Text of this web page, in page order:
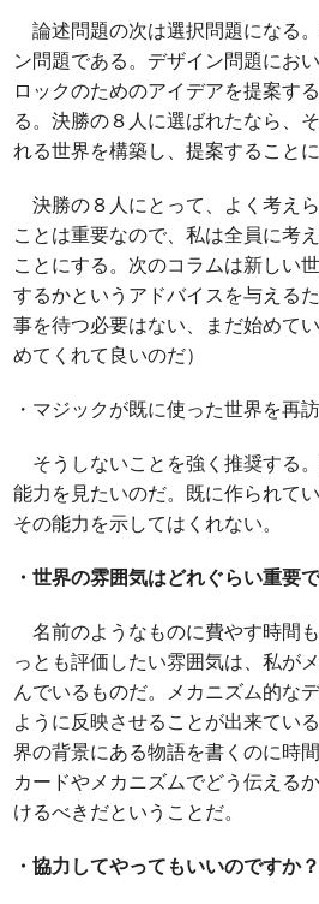
論述問題の次は選択問題になる
ン問題である。デザイン問題にお
ロックのためのアイデアを提案す
る。決勝の８人に選ばれたなら、
れる世界を構築し、提案することに
決勝の８人にとって、よく考え
ことは重要なので、私は全員に考
ことにする。次のコラムは新しい
するかというアドバイスを与える
事を待つ必要はない、まだ始めて
めてくれて良いのだ）
・マジックが既に使った世界を再
そうしないことを強く推奨する
能力を見たいのだ。既に作られて
その能力を示してはくれない。
・世界の雰囲気はどれぐらい重要
名前のようなものに費やす時間
っとも評価したい雰囲気は、私が
んでいるものだ。メカニズム的な
ように反映させることが出来てい
界の背景にある物語を書くのに時
カードやメカニズムでどう伝える
けるべきだということだ。
・協力してやってもいいのですか？